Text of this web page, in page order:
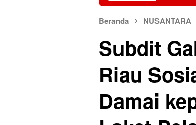
Beranda NUSANTARA
Subdit
Riau
Damai